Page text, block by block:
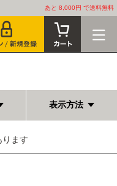
あと 8,000円 で送料無料
表示方法
ります